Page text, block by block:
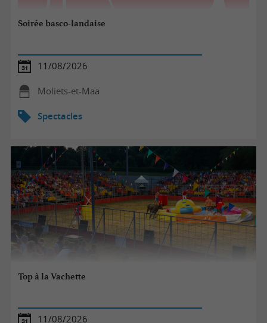
Soirée basco-landaise
11/08/2026
Moliets-et-Maa
Spectacles
Top à la Vachette
11/08/2026